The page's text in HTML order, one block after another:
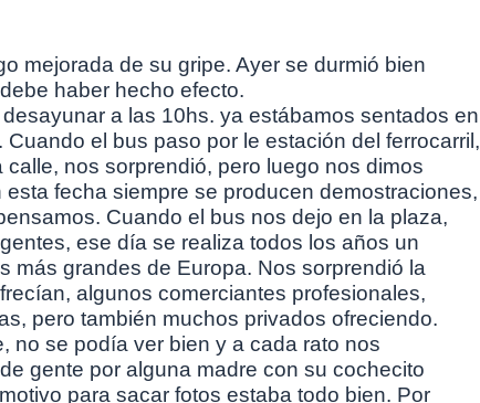
mejorada de su gripe. Ayer se durmió bien
haber hecho efecto.
a las 10hs. ya estábamos sentados en
el bus paso por le estación del ferrocarril,
nos sorprendió, pero luego nos dimos
fecha siempre se producen demostraciones,
Cuando el bus nos dejo en la plaza,
ese día se realiza todos los años un
más grandes de Europa. Nos sorprendió la
algunos comerciantes profesionales,
pero también muchos privados ofreciendo.
no se podía ver bien y a cada rato nos
gente por alguna madre con su cochecito
para sacar fotos estaba todo bien. Por